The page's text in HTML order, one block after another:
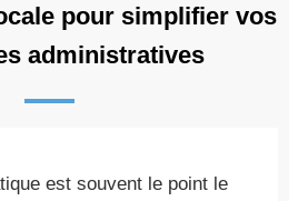
pour simplifier vos
administratives
est souvent le point le